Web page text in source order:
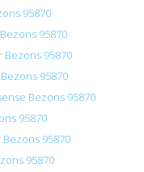
95870
95870
Bezons 95870
95870
Bezons 95870
95870
95870
95870